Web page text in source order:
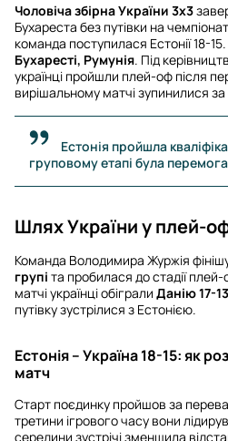
Чоловіча збірна України 3х3
Бухареста без путівки на
команда поступилася Естонії 18-15.
Бухаресті, Румунія. Під
українці пройшли плей-оф після
вирішальному матчі зупинилися
Естонія пройшла
груповому етапі була
Шлях України у плей-
Команда Володимира Журжія
групі та пробилася до стадії
матчі українці обіграли Данію 17-13
путівку зустрілися з Естонією.
Естонія – Україна 18-15: як
матч
Старт поєдинку пройшов за
третини ігрового часу вони
середини зустрічі зменшила